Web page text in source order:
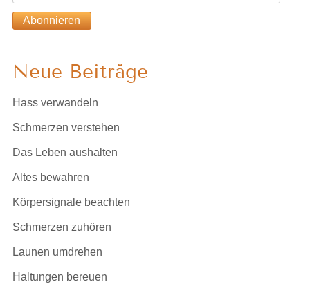
Mail-
Adresse
Abonnieren
Neue Beiträge
Hass verwandeln
Schmerzen verstehen
Das Leben aushalten
Altes bewahren
Körpersignale beachten
Schmerzen zuhören
Launen umdrehen
Haltungen bereuen